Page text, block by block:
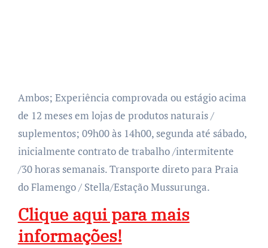
Ambos; Experiência comprovada ou estágio acima
de 12 meses em lojas de produtos naturais /
suplementos; 09h00 às 14h00, segunda até sábado,
inicialmente contrato de trabalho /intermitente
/30 horas semanais. Transporte direto para Praia
do Flamengo / Stella/Estação Mussurunga.
Clique aqui para mais
informações!